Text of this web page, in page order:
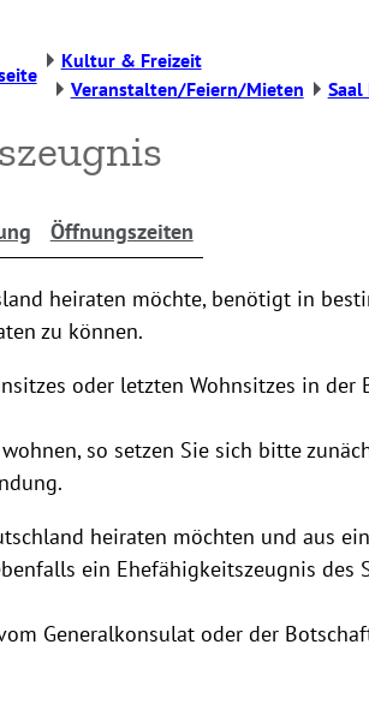
Kultur & Freizeit
Veranstalten/Feiern/Mieten
Öffnungszeiten
heiraten möchte, benötigt in
zu können.
oder letzten Wohnsitzes in der
so setzen Sie sich bitte
heiraten möchten und aus
ein Ehefähigkeitszeugnis des
Generalkonsulat oder der